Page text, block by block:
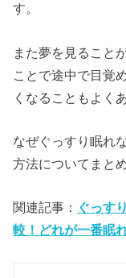
す。
また夢を見ること
ことで途中で目覚
くなることもよく
なぜぐっすり眠れ
方法についてまと
関連記事： ぐっす
較！どれが一番眠